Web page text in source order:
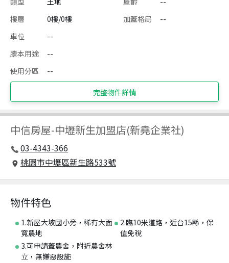
樓層
0樓/0樓 加蓋格局
--
車位
--
謄本用途
--
使用分區
--
完整物件詳情
中信房屋-中壢新生加盟店(新堯企業社)
03-4343-366
桃園市中壢區新生路533號
物件特色
1.新屋大坡國小旁，稀有大面
寬農地
2.臨10米道路，近台15縣，保
值免稅
3.可申請蓋農舍，附近農舍林
立，無嫌惡設施